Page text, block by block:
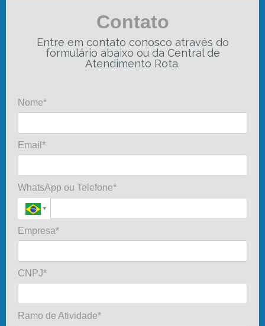
Contato
Entre em contato conosco através do
formulário abaixo ou da Central de
Atendimento Rota.
Nome*
Email*
WhatsApp ou Telefone*
Empresa*
CNPJ*
Ramo de Atividade*